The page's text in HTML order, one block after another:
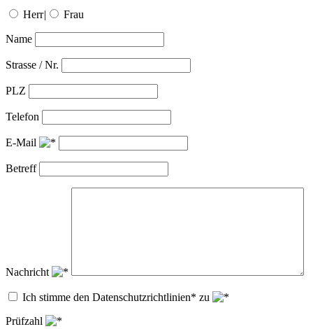
Herr| Frau
Name
Strasse / Nr.
PLZ
Telefon
E-Mail
Betreff
Nachricht
Ich stimme den Datenschutzrichtlinien* zu
Prüfzahl